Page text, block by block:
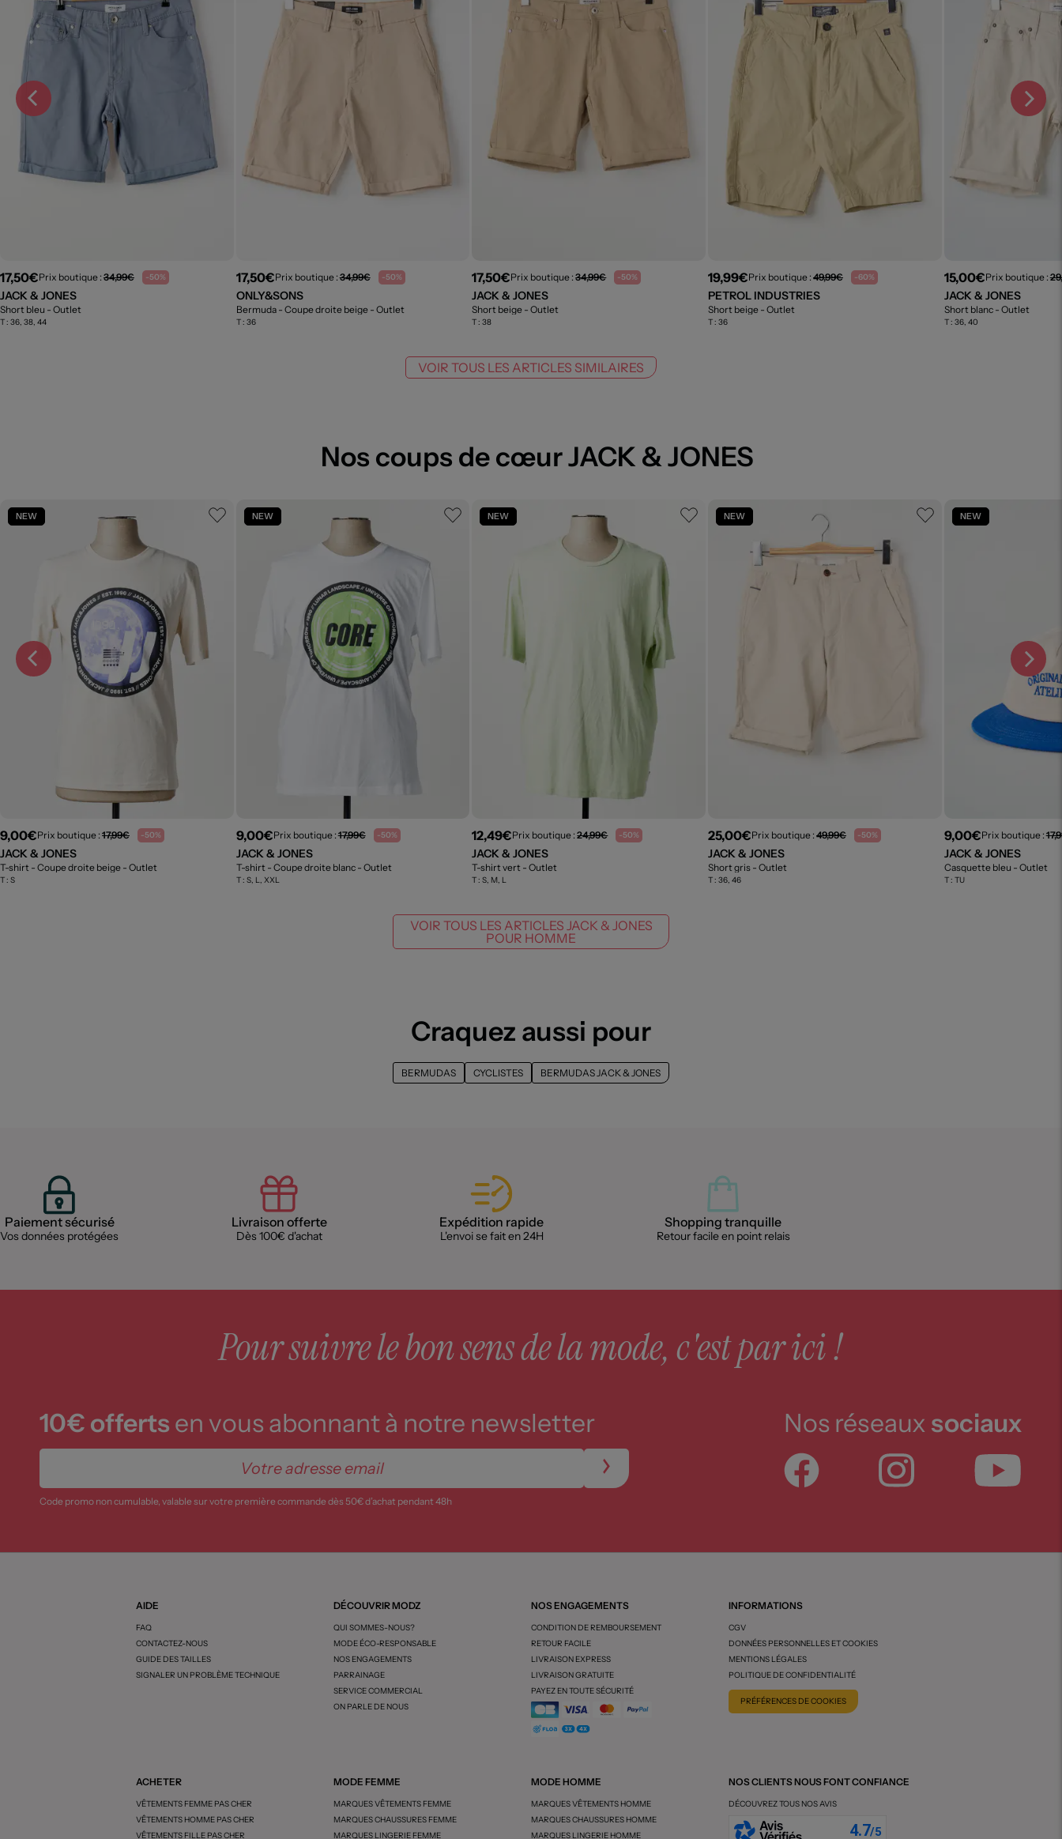
17,50€Prix boutique : 34,99€ -50%
JACK & JONES
Short bleu - Outlet
T : 36, 38, 44
17,50€Prix boutique :34,99€ -50%
ONLY&SONS
Bermuda - Coupe droite beige - Outlet
T : 36
17,50€Prix boutique :34,99€ -50%
JACK & JONES
Short beige - Outlet
T :38
19,99€Prix boutique :49,99€ -60%
PETROL INDUSTRIES
Short beige - Outlet
T :36
15,00€Prix boutique :
JACK & JONES
Short blanc - Outlet
T : 36, 40
VOIR TOUS LES ARTICLES SIMILAIRES
Nos coups de cœur JACK & JONES
NEW
9,00€Prix boutique : 17,99€ -50%
JACK & JONES
T-shirt - Coupe droite beige - Outlet
T : S
NEW
9,00€Prix boutique :17,99€ -50%
JACK & JONES
T-shirt - Coupe droite blanc - Outlet
T : S, L, XXL
NEW
12,49€Prix boutique :24,99€ -50%
JACK & JONES
T-shirt vert - Outlet
T :S, M, L
NEW
25,00€Prix boutique :49,99€ -50%
JACK & JONES
Short gris - Outlet
T :36, 46
NEW
9,00€Prix boutique :
JACK & JONES
Casquette bleu - Outlet
T : TU
VOIR TOUS LES ARTICLES JACK & JONES
POUR HOMME
Craquez aussi pour
BERMUDAS CYCLISTES BERMUDAS JACK & JONES
Paiement sécurisé
Vos données protégées
Livraison offerte
Dès 100€ d'achat
Expédition rapide
L'envoi se fait en 24H
Shopping tranquille
Retour facile en point relais
Pour suivre le bon sens de la mode, c'est par ici !
10€ offerts en vous abonnant à notre newsletter
Code promo non cumulable, valable sur votre première commande dès 50€ d’achat pendant 48h
Nos réseaux sociaux
AIDE
FAQ
CONTACTEZ-NOUS
GUIDE DES TAILLES
SIGNALER UN PROBLÈME TECHNIQUE
DÉCOUVRIR MODZ
QUI SOMMES-NOUS?
MODE ÉCO-RESPONSABLE
NOS ENGAGEMENTS
PARRAINAGE
SERVICE COMMERCIAL
ON PARLE DE NOUS
NOS ENGAGEMENTS
CONDITION DE REMBOURSEMENT
RETOUR FACILE
LIVRAISON EXPRESS
LIVRAISON GRATUITE
PAYEZ EN TOUTE SÉCURITÉ
INFORMATIONS
CGV
DONNÉES PERSONNELLES ET COOKIES
MENTIONS LÉGALES
POLITIQUE DE CONFIDENTIALITÉ
PRÉFÉRENCES DE COOKIES
ACHETER
VÊTEMENTS FEMME PAS CHER
VÊTEMENTS HOMME PAS CHER
VÊTEMENTS FILLE PAS CHER
MODE FEMME
MARQUES VÊTEMENTS FEMME
MARQUES CHAUSSURES FEMME
MARQUES LINGERIE FEMME
MODE HOMME
MARQUES VÊTEMENTS HOMME
MARQUES CHAUSSURES HOMME
MARQUES LINGERIE HOMME
NOS CLIENTS NOUS FONT CONFIANCE
DÉCOUVREZ TOUS NOS AVIS